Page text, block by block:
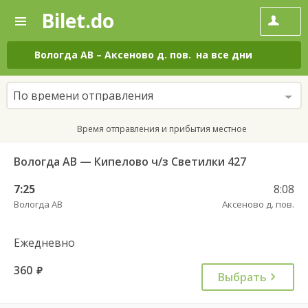
—
Поиск
и
покупка
билетов
на
автобус
онлайн
Bilet.do
Вологда АВ – Аксеново д. пов. на все дни
По времени отправления
Время отправления и прибытия местное
Вологда АВ — Кипелово ч/з Светилки 427
7:25
Вологда АВ
8:08
Аксеново д. пов.
Ежедневно
360 руб. Выбрать